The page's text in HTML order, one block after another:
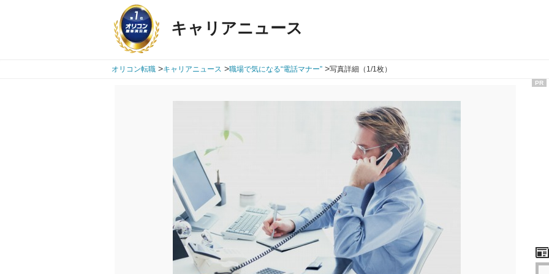
キャリアニュース
オリコン転職 >キャリアニュース >職場で気になる“電話マナー” >写真詳細（1/1枚）
PR